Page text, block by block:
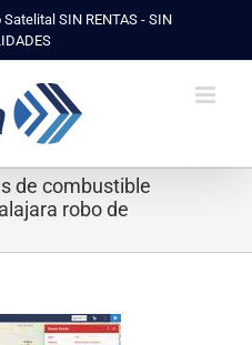
SIN RENTAS - SIN
de combustible
robo de